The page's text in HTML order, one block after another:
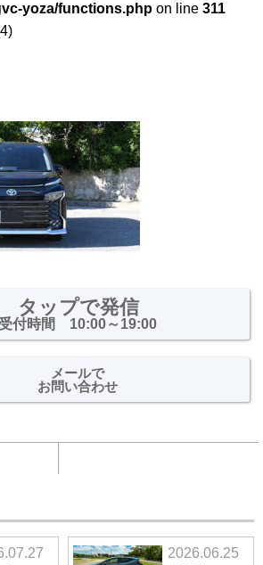
yoza/functions.php on line 311
タップで発信
受付時間 10:00～19:00
メールで
お問い合わせ
2026.06.25